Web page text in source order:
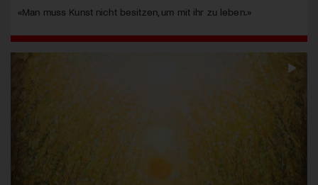
«Man muss Kunst nicht besitzen, um mit ihr zu leben.»